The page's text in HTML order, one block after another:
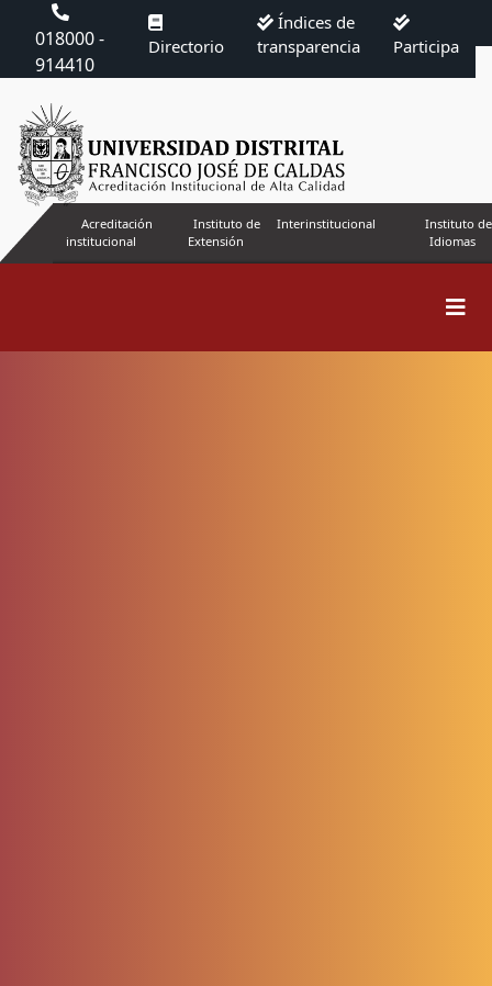
018000 -
914410
Directorio
Índices de
transparencia
Participa
Acreditación
institucional
Instituto de
Extensión
Interinstitucional
Instituto de
Idiomas